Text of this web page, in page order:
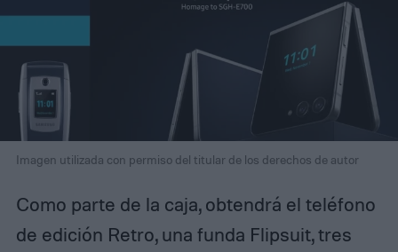
Imagen utilizada con permiso del titular de los derechos de autor
Como parte de la caja, obtendrá el teléfono
de edición Retro, una funda Flipsuit, tres